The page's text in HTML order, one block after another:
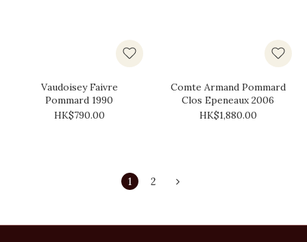
Vaudoisey Faivre
Pommard 1990
HK$790.00
Comte Armand Pommard
Clos Epeneaux 2006
HK$1,880.00
1 2